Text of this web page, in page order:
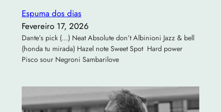
Espuma dos dias
Fevereiro 17, 2026
Dante’s pick (…) Neat Absolute don’t Albinioni Jazz & bell
(honda tu mirada) Hazel note Sweet Spot Hard power
Pisco sour Negroni Sambarilove